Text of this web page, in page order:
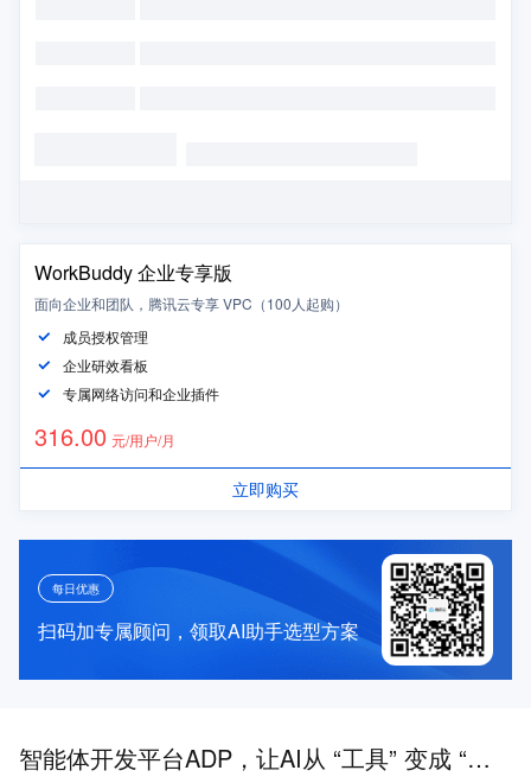
WorkBuddy 企业专享版
面向企业和团队，腾讯云专享 VPC（100人起购）
成员授权管理
企业研效看板
专属网络访问和企业插件
316.00 元/用户/月
立即购买
每日优惠
扫码加专属顾问，领取AI助手选型方案
智能体开发平台ADP，让AI从 “工具” 变成 “能做事的同事”